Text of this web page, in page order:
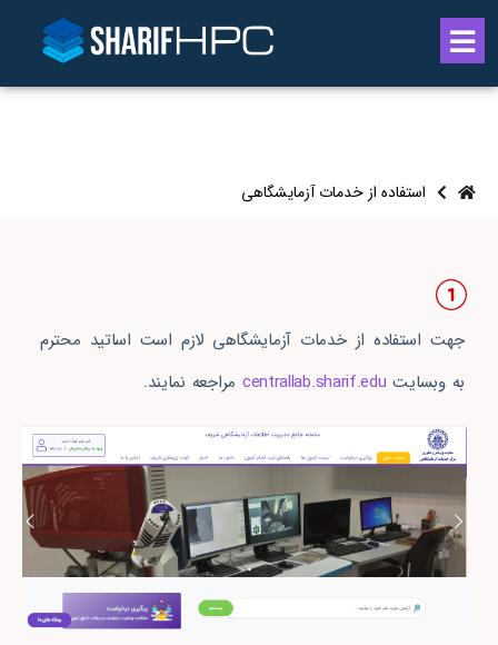
استفاده از خدمات آزمایشگاهی
جهت استفاده از خدمات آزمایشگاهی لازم است اساتید محترم
به وبسایت centrallab.sharif.edu مراجعه نمایند.